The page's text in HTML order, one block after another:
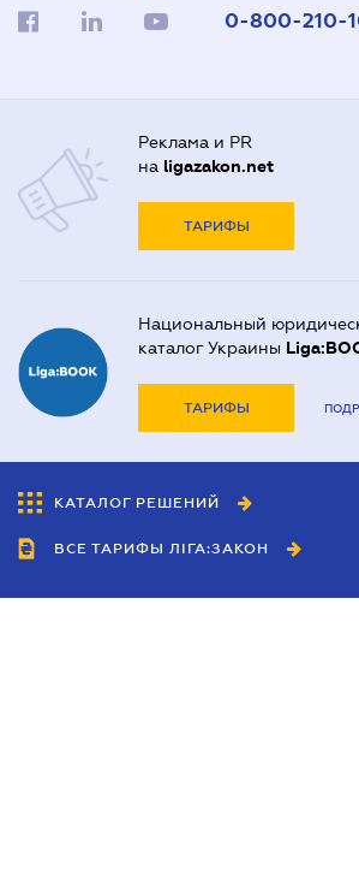
0-800-210-
Реклама и PR
на ligazakon.net
ТАРИФЫ
Национальный
каталог Украины
ТАРИФЫ
КАТАЛОГ РЕШЕНИЙ
ВСЕ ТАРИФЫ ЛІГА:ЗАКОН